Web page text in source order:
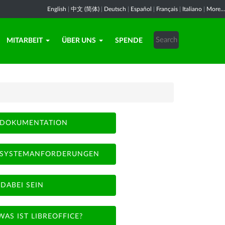
English 中文 (简体) Deutsch Español Français Italiano More...
MITARBEIT ÜBER UNS SPENDE
DOKUMENTATION
SYSTEMANFORDERUNGEN
DABEI SEIN
IST LIBREOFFICE?